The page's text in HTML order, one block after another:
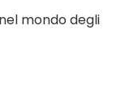
mondo degli